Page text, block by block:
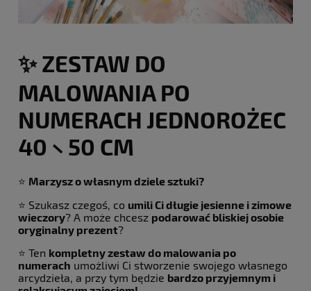
✨ ZESTAW DO
MALOWANIA PO
NUMERACH JEDNOROŻEC
40 × 50 CM
⭐ Marzysz o własnym dziele sztuki?
⭐ Szukasz czegoś, co umili Ci długie jesienne i zimowe
wieczory? A może chcesz podarować bliskiej osobie
oryginalny prezent?
⭐ Ten kompletny zestaw do malowania po
numerach umożliwi Ci stworzenie swojego własnego
arcydzieła, a przy tym będzie bardzo przyjemnym i